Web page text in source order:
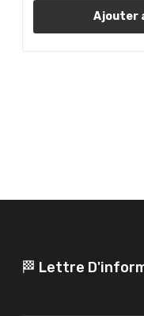
Ajouter
🏁 Lettre